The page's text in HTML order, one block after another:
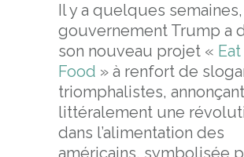
Il y a quelques
gouvernement Trump a
son nouveau projet «
Food » à renfort de
triomphalistes, annonçant
littéralement une
dans l’alimentation des